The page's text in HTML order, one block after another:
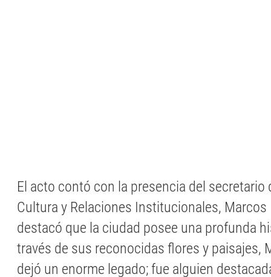
El acto contó con la presencia del secretario
Cultura y Relaciones Institucionales, Marcos
destacó que la ciudad posee una profunda
través de sus reconocidas flores y paisajes,
dejó un enorme legado; fue alguien